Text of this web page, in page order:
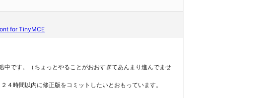
for TinyMCE
です。（ちょっとやることがおおすぎてあんまり進んでませ
時間以内に修正版をコミットしたいとおもっています。